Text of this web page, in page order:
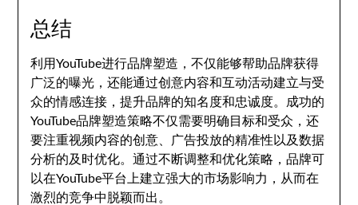
总结
利用YouTube进行品牌塑造，不仅能够帮助品牌获得
广泛的曝光，还能通过创意内容和互动活动建立与受
众的情感连接，提升品牌的知名度和忠诚度。成功的
YouTube品牌塑造策略不仅需要明确目标和受众，还
要注重视频内容的创意、广告投放的精准性以及数据
分析的及时优化。通过不断调整和优化策略，品牌可
以在YouTube平台上建立强大的市场影响力，从而在
激烈的竞争中脱颖而出。